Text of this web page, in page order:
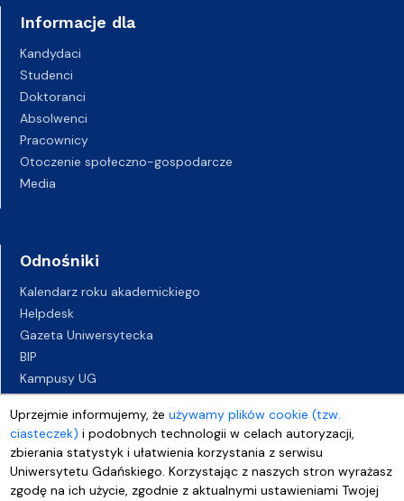
Uprzejmie informujemy, żeużywamy plików cookie (tzw.
ciasteczek) i podobnych technologii w celach autoryzacji,
zbierania statystyk i ułatwienia korzystania z serwisu
Uniwersytetu Gdańskiego. Korzystając z naszych stron wyrażasz
zgodę na ich użycie, zgodnie z aktualnymi ustawieniami Twojej
Informacje dla
Kandydaci
Studenci
Doktoranci
Absolwenci
Pracownicy
Otoczenie społeczno-gospodarcze
Media
Odnośniki
Kalendarz roku akademickiego
Helpdesk
Gazeta Uniwersytecka
BIP
Kampusy UG
Biuro Karier UG
Oferty pracy
Deklaracja dostępności